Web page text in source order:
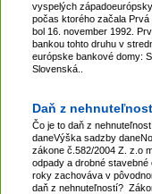
vyspelých
počas ktorého začala
bol 16. november 1992.
bankou tohto druhu v
európske bankové domy:
Slovenská..
Daň z
Čo je to daň z
daneVýška sadzby
zákone č.582/2004 Z. z.o
odpady a drobné
roky zachováva v
daň z nehnuteľností?